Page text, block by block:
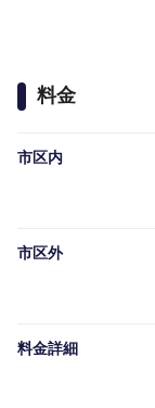
料金
市区内
市区外
料金詳細